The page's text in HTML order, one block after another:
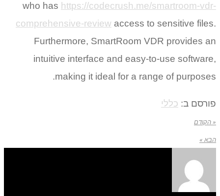
who has https://codecrush.me/smartroom-vdr-
comprehensive-review access to sensitive files.
Furthermore, SmartRoom VDR provides an
intuitive interface and easy-to-use software,
making it ideal for a range of purposes.
פורסם ב: כללי
« הקודם
הבא »